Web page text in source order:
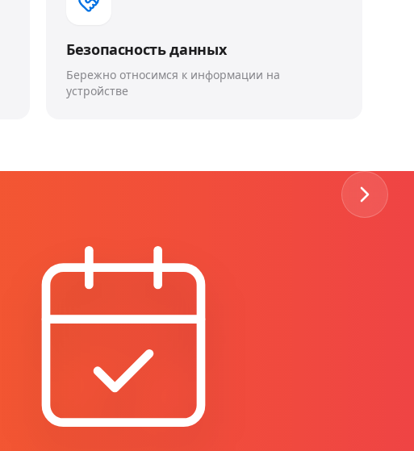
Безопасность данных
Бережно относимся к информации на
устройстве